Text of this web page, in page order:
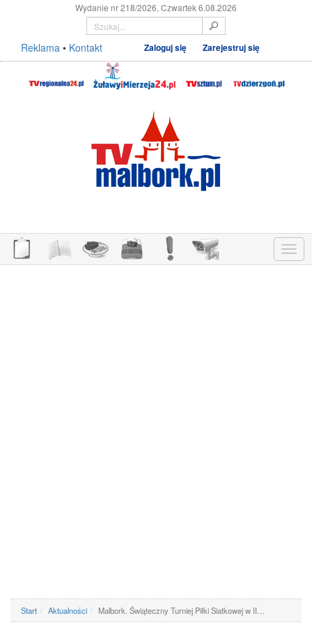
Wydanie nr 218/2026, Czwartek 6.08.2026
Reklama • Kontakt Zaloguj się Zarejestruj się
Menu
Start Aktualności Malbork. Świąteczny Turniej Piłki Siatkowej w II…